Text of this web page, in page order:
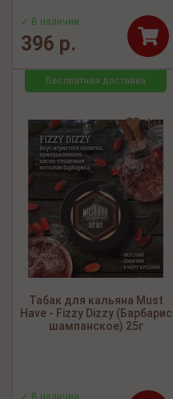
✓ В наличии
396 р.
Бесплатная доставка
Табак для кальяна Must
Have - Fizzy Dizzy (Барбарис
шампанское) 25г